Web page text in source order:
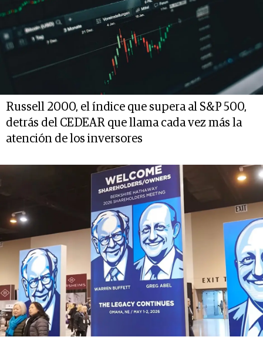
Russell 2000, el índice que supera al S&P 500,
detrás del CEDEAR que llama cada vez más la
atención de los inversores